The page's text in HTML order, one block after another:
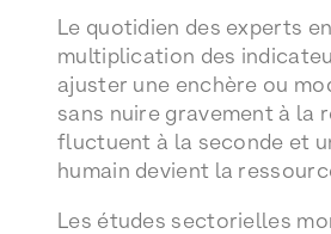
Le quotidien des experts
multiplication des
ajuster une enchère ou
sans nuire gravement à la
fluctuent à la seconde et
humain devient la
Les études sectorielles